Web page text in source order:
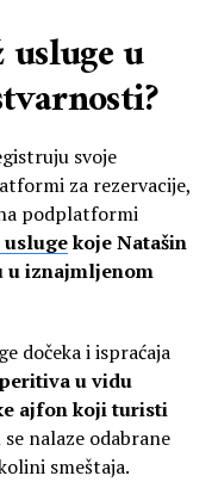
u
svoje
za rezervacije,
podplatformi
koje Natašin
u iznajmljenom
dočeka i ispraćaja
u vidu
ajfon koji turisti
se nalaze odabrane
smeštaja.